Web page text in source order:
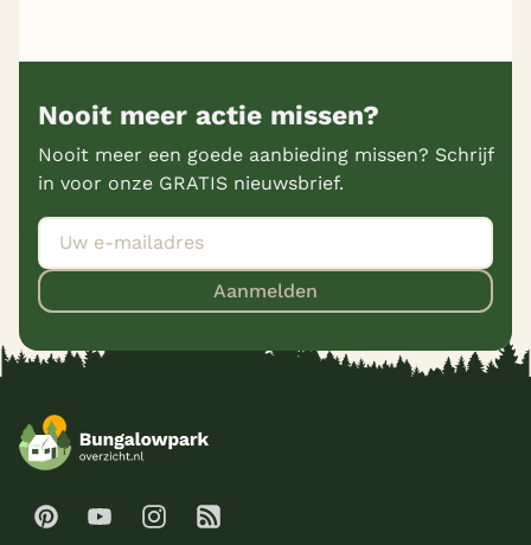
Nooit meer actie missen?
Nooit meer een goede aanbieding missen? Schrijf
in voor onze GRATIS nieuwsbrief.
Aanmelden